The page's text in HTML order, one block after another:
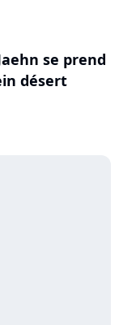
se prend
désert